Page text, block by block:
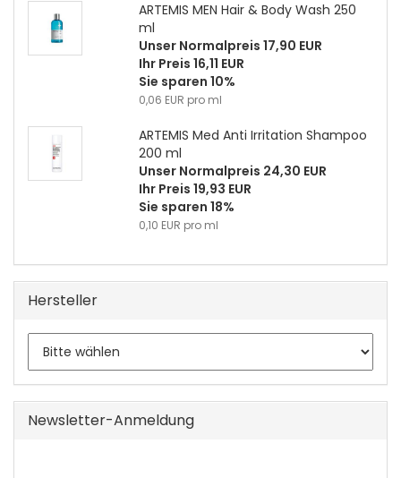
ARTEMIS MEN Hair & Body Wash 250
ml
Unser Normalpreis 17,90 EUR
Ihr Preis 16,11 EUR
Sie sparen 10%
0,06 EUR pro ml
ARTEMIS Med Anti Irritation Shampoo
200 ml
Unser Normalpreis 24,30 EUR
Ihr Preis 19,93 EUR
Sie sparen 18%
0,10 EUR pro ml
Hersteller
Newsletter-Anmeldung